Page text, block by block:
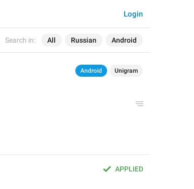
Search in: All Russian Android
Login
Android Unigram
APPLIED